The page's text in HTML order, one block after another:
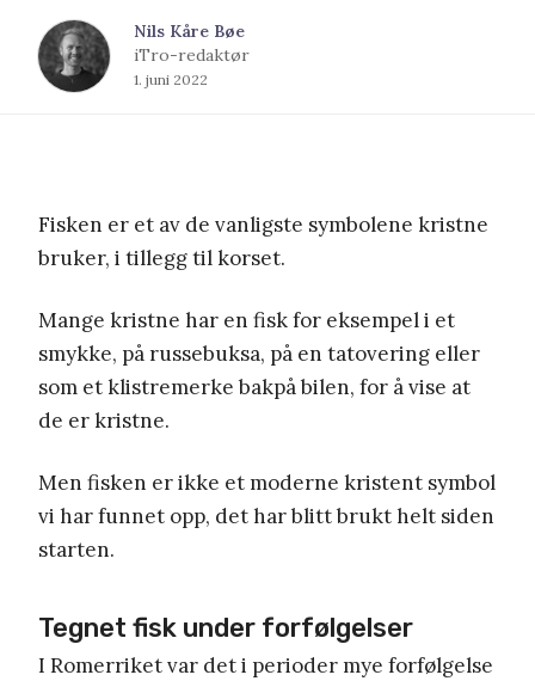
Nils Kåre Bøe
iTro-redaktør
1. juni 2022
Fisken er et av de vanligste symbolene kristne
bruker, i tillegg til korset.
Mange kristne har en fisk for eksempel i et
smykke, på russebuksa, på en tatovering eller
som et klistremerke bakpå bilen, for å vise at
de er kristne.
Men fisken er ikke et moderne kristent symbol
vi har funnet opp, det har blitt brukt helt siden
starten.
Tegnet fisk under forfølgelser
I Romerriket var det i perioder mye forfølgelse